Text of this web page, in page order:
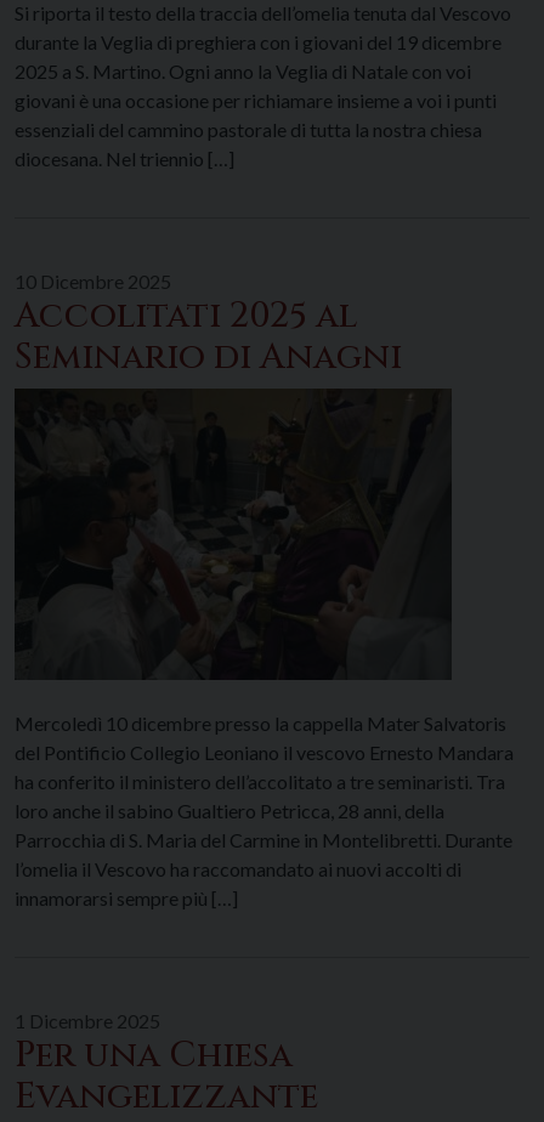
Si riporta il testo della traccia dell’omelia tenuta dal Vescovo
durante la Veglia di preghiera con i giovani del 19 dicembre
2025 a S. Martino. Ogni anno la Veglia di Natale con voi
giovani è una occasione per richiamare insieme a voi i punti
essenziali del cammino pastorale di tutta la nostra chiesa
diocesana. Nel triennio […]
10 Dicembre 2025
Accolitati 2025 al
Seminario di Anagni
Mercoledì 10 dicembre presso la cappella Mater Salvatoris
del Pontificio Collegio Leoniano il vescovo Ernesto Mandara
ha conferito il ministero dell’accolitato a tre seminaristi. Tra
loro anche il sabino Gualtiero Petricca, 28 anni, della
Parrocchia di S. Maria del Carmine in Montelibretti. Durante
l’omelia il Vescovo ha raccomandato ai nuovi accolti di
innamorarsi sempre più […]
1 Dicembre 2025
Per una Chiesa
Evangelizzante